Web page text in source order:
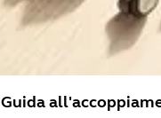
Guida